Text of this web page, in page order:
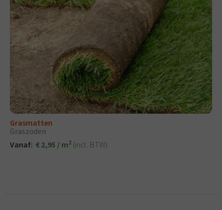
Grasmatten
Graszoden
Vanaf: € 2,95 / m2 (incl. BTW)